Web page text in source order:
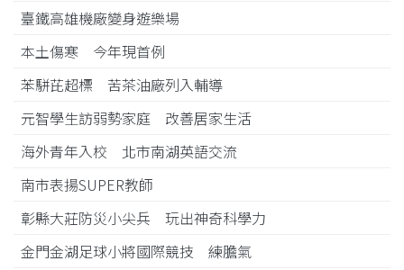
臺鐵高雄機廠變身遊樂場
本土傷寒 今年現首例
苯駢芘超標 苦茶油廠列入輔導
元智學生訪弱勢家庭 改善居家生活
海外青年入校 北市南湖英語交流
南市表揚SUPER教師
彰縣大莊防災小尖兵 玩出神奇科學力
金門金湖足球小將國際競技 練膽氣